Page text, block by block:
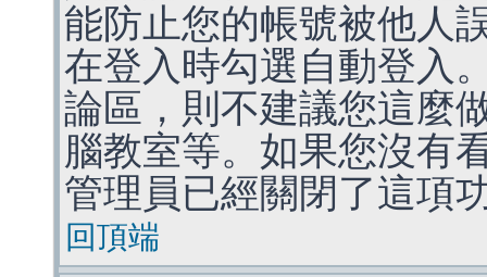
能防止您的帳號被他人
在登入時勾選自動登入
論區，則不建議您這麼
腦教室等。如果您沒有
管理員已經關閉了這項
回頂端